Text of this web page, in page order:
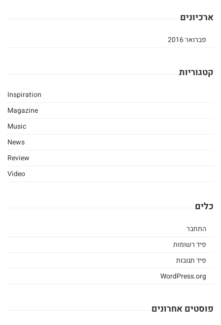
ארכיונים
פברואר 2016
קטגוריות
Inspiration
Magazine
Music
News
Review
Video
כלים
התחבר
פיד רשומות
פיד תגובות
WordPress.org
פוסטים אחרונים